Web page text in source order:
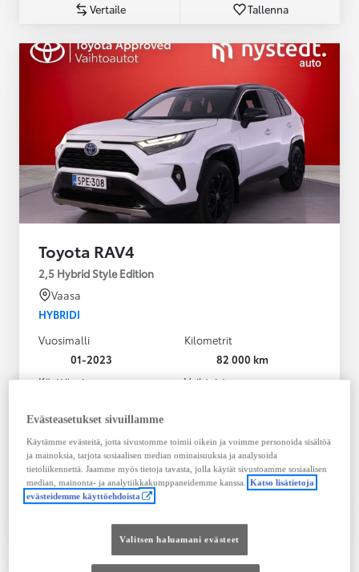
Vertaile Tallenna
Toyota RAV4
2,5 Hybrid Style Edition
Vaasa
HYBRIDI
Vuosimalli
01-2023
Kilometrit
82 000 km
Käyttövoima
Vaihteisto
Näytä lisää
38 900,00 €
495,36 € / kk
Tutustu autoon
Vertaile
Evästeasetukset sivuillamme
Käytämme evästeitä, jotta sivustomme toimii oikein ja voimme personoida sisältöä
ja mainoksia, tarjota sosiaalisen median ominaisuuksia ja analysoida
tietoliikennettä. Jaamme myös tietoja tavasta, jolla käytät sivustoamme sosiaalisen
median, mainonta- ja analytiikkakumppaneidemme kanssa. Katso lisätietoja
evästeidemme käyttöehdoista
Valitsen haluamani evästeet